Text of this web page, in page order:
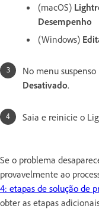
(macOS)
Desempenho
(Windows)
No menu suspenso
Desativado.
Saia e reinicie o
Se o problema
provavelmente ao
4: etapas de solução de
obter as etapas